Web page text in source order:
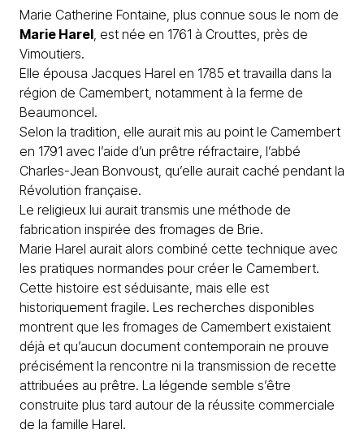
Marie Catherine Fontaine, plus connue sous le nom de
Marie Harel, est née en 1761 à Crouttes, près de
Vimoutiers.
Elle épousa Jacques Harel en 1785 et travailla dans la
région de Camembert, notamment à la ferme de
Beaumoncel.
Selon la tradition, elle aurait mis au point le Camembert
en 1791 avec l’aide d’un prêtre réfractaire, l’abbé
Charles-Jean Bonvoust, qu’elle aurait caché pendant la
Révolution française.
Le religieux lui aurait transmis une méthode de
fabrication inspirée des fromages de Brie.
Marie Harel aurait alors combiné cette technique avec
les pratiques normandes pour créer le Camembert.
Cette histoire est séduisante, mais elle est
historiquement fragile. Les recherches disponibles
montrent que les fromages de Camembert existaient
déjà et qu’aucun document contemporain ne prouve
précisément la rencontre ni la transmission de recette
attribuées au prêtre. La légende semble s’être
construite plus tard autour de la réussite commerciale
de la famille Harel.